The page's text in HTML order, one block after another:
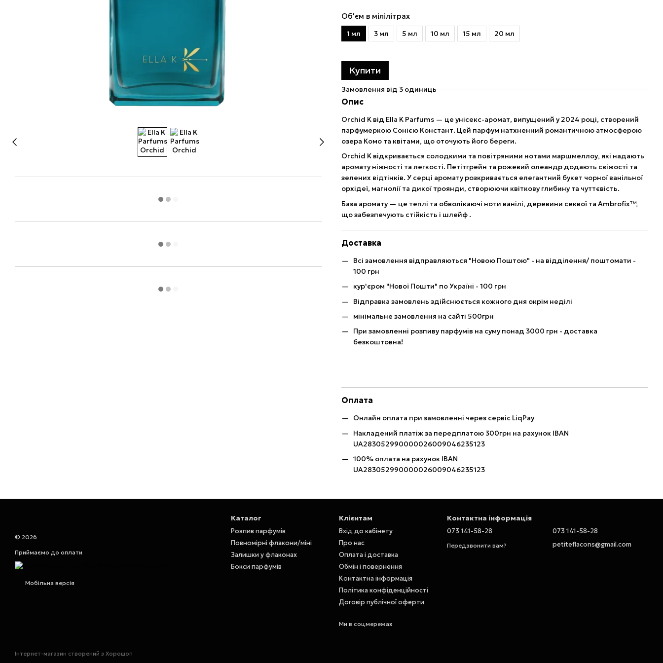
Об'єм в мілілітрах
1 мл 3 мл 5 мл 10 мл 15 мл 20 мл
Купити
Замовлення від 3 одиниць
Опис
Orchid K від Ella K Parfums — це унісекс-аромат, випущений у 2024 році, створений
парфумеркою Сонією Констант. Цей парфум натхненний романтичною атмосферою
озера Комо та квітами, що оточують його береги.
Orchid K відкривається солодкими та повітряними нотами маршмеллоу, які надають
аромату ніжності та легкості. Петітгрейн та рожевий олеандр додають свіжості та
зелених відтінків. У серці аромату розкривається елегантний букет чорної ванільної
орхідеї, магнолії та дикої троянди, створюючи квіткову глибину та чуттєвість.
База аромату — це теплі та обволікаючі ноти ванілі, деревини секвої та Ambrofix™,
що забезпечують стійкість і шлейф .
Доставка
Всі замовлення відправляються "Новою Поштою" - на відділення/ поштомати -
100 грн
кур'єром "Нової Пошти" по Україні - 100 грн
Відправка замовлень здійснюється кожного дня окрім неділі
мінімальне замовлення на сайті 500грн
При замовленні розпиву парфумів на суму понад 3000 грн - доставка
безкоштовна!
Оплата
Онлайн оплата при замовленні через сервіс LiqPay
Накладений платіж за передплатою 300грн на рахунок IBAN
UA283052990000026009046235123
100% оплата на рахунок IBAN
UA283052990000026009046235123
© 2026
Приймаємо до оплати
Мобільна версія
Інтернет-магазин створений з Хорошоп
Каталог
Розпив парфумів
Повномірні флакони/міні
Залишки у флаконах
Бокси парфумів
Клієнтам
Вхід до кабінету
Про нас
Оплата і доставка
Обмін і повернення
Контактна інформація
Політика конфіденційності
Договір публічної оферти
Ми в соцмережах
Контактна інформація
073 141-58-28
Передзвонити вам?
073 141-58-28
petiteflacons@gmail.com